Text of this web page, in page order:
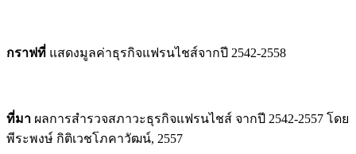
กราฟที่ แสดงมูลค่าธุรกิจแฟรนไชส์จากปี 2542-2558
ที่มา ผลการสำรวจสภาวะธุรกิจแฟรนไชส์ จากปี 2542-2557 โดย
พีระพงษ์ กิติเวชโภคาวัฒน์, 2557